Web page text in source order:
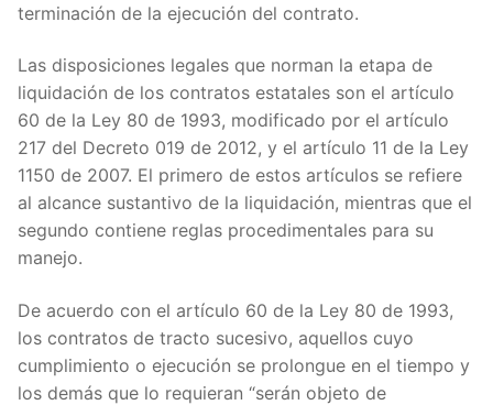
terminación de la ejecución del contrato.
Las disposiciones legales que norman la etapa de
liquidación de los contratos estatales son el artículo
60 de la Ley 80 de 1993, modificado por el artículo
217 del Decreto 019 de 2012, y el artículo 11 de la Ley
1150 de 2007. El primero de estos artículos se refiere
al alcance sustantivo de la liquidación, mientras que el
segundo contiene reglas procedimentales para su
manejo.
De acuerdo con el artículo 60 de la Ley 80 de 1993,
los contratos de tracto sucesivo, aquellos cuyo
cumplimiento o ejecución se prolongue en el tiempo y
los demás que lo requieran “serán objeto de